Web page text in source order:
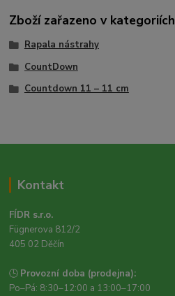
Zboží zařazeno v kategoriích
Rapala nástrahy
CountDown
Countdown 11 – 11 cm
Kontakt
FÍDR s.r.o.
Fügnerova 812/2
405 02 Děčín
🕒 Provozní doba (prodejna):
Po–Pá: 8:30–12:00 a 13:00–17:00